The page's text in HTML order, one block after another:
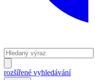
rozšířené vyhledávání